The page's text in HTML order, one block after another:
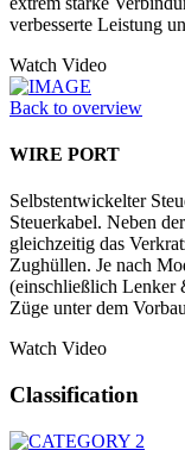
verbesserte Leistung
Watch Video
Back to overview
WIRE PORT
Selbstentwickelter
Steuerkabel. Neben
gleichzeitig das
Zughüllen. Je nach
(einschließlich Lenker
Züge unter dem
Watch Video
Classification